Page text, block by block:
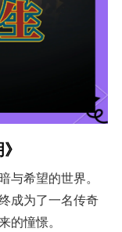
希望的世界。
成为了一名传奇
的憧憬。